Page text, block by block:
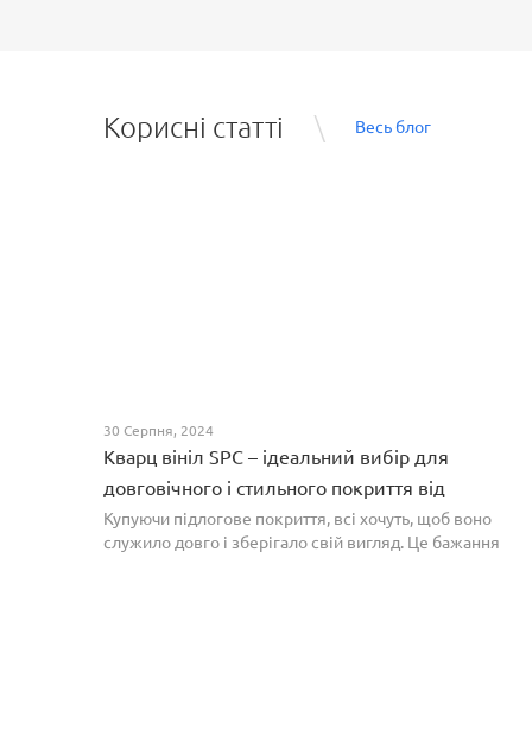
Корисні статті Весь блог
30 Серпня, 2024
Кварц вініл SPC – ідеальний вибір для
довговічного і стильного покриття від
PROFLOOR
Купуючи підлогове покриття, всі хочуть, щоб воно
служило довго і зберігало свій вигляд. Це бажання